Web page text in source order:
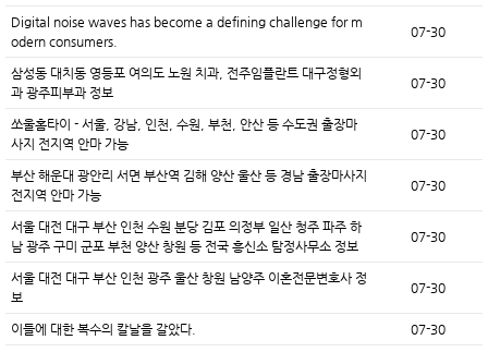
Digital noise waves has become a defining challenge for m
odern consumers.
07-30
삼성동 대치동 영등포 여의도 노원 치과, 전주임플란트 대구정형외
과 광주피부과 정보
07-30
쏘울홈타이 - 서울, 강남, 인천, 수원, 부천, 안산 등 수도권 출장마
사지 전지역 안마 가능
07-30
부산 해운대 광안리 서면 부산역 김해 양산 울산 등 경남 출장마사지
전지역 안마 가능
07-30
서울 대전 대구 부산 인천 수원 분당 김포 의정부 일산 청주 파주 하
남 광주 구미 군포 부천 양산 창원 등 전국 흥신소 탐정사무소 정보
07-30
서울 대전 대구 부산 인천 광주 울산 창원 남양주 이혼전문변호사 정
보
07-30
이들에 대한 복수의 칼날을 갈았다. 07-30